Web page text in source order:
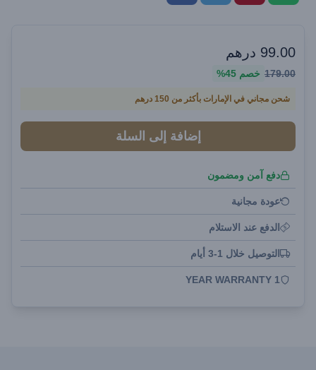
99.00 درهم
179.00 خصم 45%
شحن مجاني في الإمارات بأكثر من 150 درهم
إضافة إلى السلة
دفع آمن ومضمون
عودة مجانية
الدفع عند الاستلام
التوصيل خلال 1-3 أيام
1 YEAR WARRANTY